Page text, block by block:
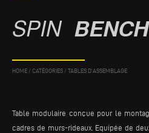
SPIN BENCH
HOME / CATÉGORIES / TABLES D'ASSEMBLAGE
Table modulaire conçue pour le
cadres de murs-rideaux. Equipée de